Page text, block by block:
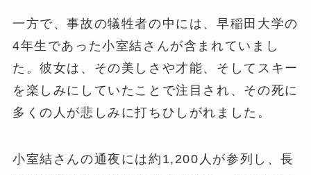
一方で、事故の犠牲者の中には、早稲田大学の
4年生であった小室結さんが含まれていまし
た。彼女は、その美しさや才能、そしてスキー
を楽しみにしていたことで注目され、その死に
多くの人が悲しみに打ちひしがれました。
小室結さんの通夜には約1,200人が参列し、長